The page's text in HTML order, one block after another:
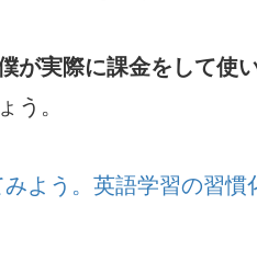
が実際に課金をして使
う。
よう。 英語学習の習慣